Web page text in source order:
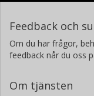
Feedback och
Om du har frågor,
feedback når du oss
Om tjänsten